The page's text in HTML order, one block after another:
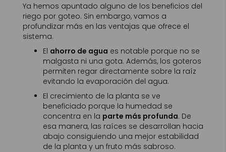
Ya hemos apuntado alguno de los beneficios del
riego por goteo. Sin embargo, vamos a
profundizar más en las ventajas que ofrece el
sistema.
El ahorro de agua es notable porque no se
malgasta ni una gota. Además, los goteros
permiten regar directamente sobre la raíz
evitando la evaporación del agua.
El crecimiento de la planta se ve
beneficiado porque la humedad se
concentra en la parte más profunda. De
esa manera, las raíces se desarrollan hacia
abajo consiguiendo una mejor estabilidad
de la planta y un fruto más sabroso.